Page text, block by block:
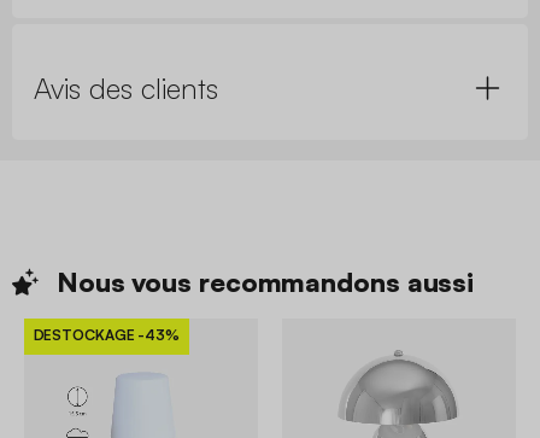
Avis des clients
Nous vous recommandons aussi
DESTOCKAGE -43%